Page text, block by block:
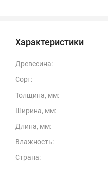
Характеристики
Древесина:
Сорт:
Толщина, мм:
Ширина, мм:
Длина, мм:
Влажность:
Страна: